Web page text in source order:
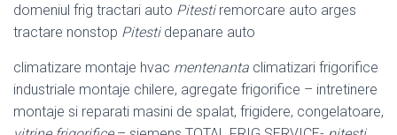
domeniul frig tractari auto Pitestiremorcare auto arges
tractare nonstop Pitestidepanare auto
climatizare montaje hvac mentenanta climatizari frigorifice
industriale montaje chilere, agregate frigorifice – intretinere
montaje si reparati masini de spalat, frigidere, congelatoare,